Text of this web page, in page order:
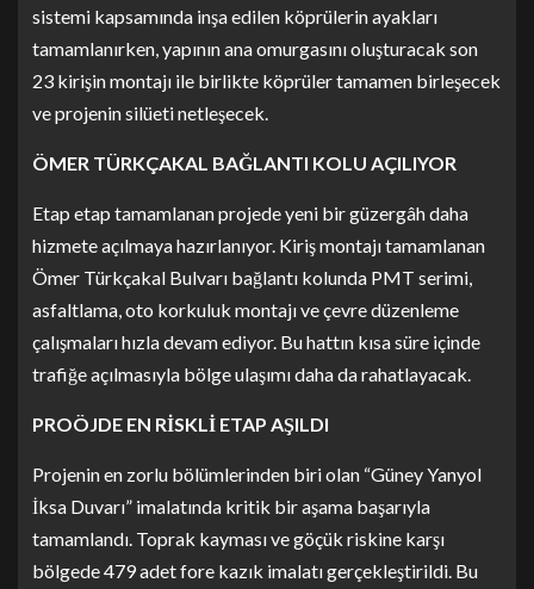
sistemi kapsamında inşa edilen köprülerin ayakları
tamamlanırken, yapının ana omurgasını oluşturacak son
23 kirişin montajı ile birlikte köprüler tamamen birleşecek
ve projenin silüeti netleşecek.
ÖMER TÜRKÇAKAL BAĞLANTI KOLU AÇILIYOR
Etap etap tamamlanan projede yeni bir güzergâh daha
hizmete açılmaya hazırlanıyor. Kiriş montajı tamamlanan
Ömer Türkçakal Bulvarı bağlantı kolunda PMT serimi,
asfaltlama, oto korkuluk montajı ve çevre düzenleme
çalışmaları hızla devam ediyor. Bu hattın kısa süre içinde
trafiğe açılmasıyla bölge ulaşımı daha da rahatlayacak.
PROÖJDE EN RİSKLİ ETAP AŞILDI
Projenin en zorlu bölümlerinden biri olan “Güney Yanyol
İksa Duvarı” imalatında kritik bir aşama başarıyla
tamamlandı. Toprak kayması ve göçük riskine karşı
bölgede 479 adet fore kazık imalatı gerçekleştirildi. Bu